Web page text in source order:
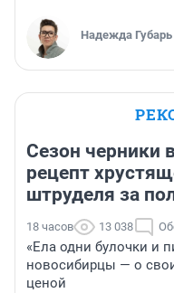
Надежда Губарь
Сезон черники
рецепт
штруделя за
18 часов 13 038
«Ела одни булочки и
новосибирцы — о
ценой